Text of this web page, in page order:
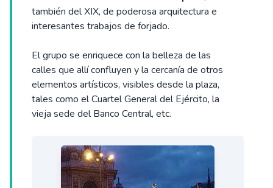
también del XIX, de poderosa arquitectura e
interesantes trabajos de forjado.
El grupo se enriquece con la belleza de las
calles que allí confluyen y la cercanía de otros
elementos artísticos, visibles desde la plaza,
tales como el Cuartel General del Ejército, la
vieja sede del Banco Central, etc.